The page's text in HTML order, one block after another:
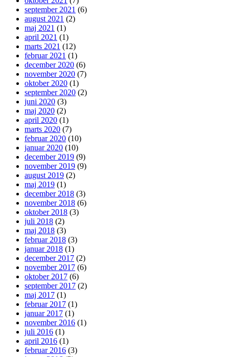
september 2021 (6)
august 2021 (2)
maj 2021 (1)
april 2021 (1)
marts 2021 (12)
februar 2021 (1)
december 2020 (6)
november 2020 (7)
oktober 2020 (1)
september 2020 (2)
juni 2020 (3)
maj 2020 (2)
april 2020 (1)
marts 2020 (7)
februar 2020 (10)
januar 2020 (10)
december 2019 (9)
november 2019 (9)
august 2019 (2)
maj 2019 (1)
december 2018 (3)
november 2018 (6)
oktober 2018 (3)
juli 2018 (2)
maj 2018 (3)
februar 2018 (3)
januar 2018 (1)
december 2017 (2)
november 2017 (6)
oktober 2017 (6)
september 2017 (2)
maj 2017 (1)
februar 2017 (1)
januar 2017 (1)
november 2016 (1)
juli 2016 (1)
april 2016 (1)
februar 2016 (3)